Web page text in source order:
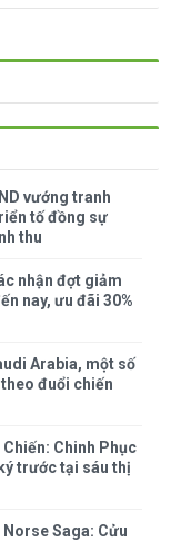
vướng tranh
tố đồng sự
thu
nhận đợt giảm
nay, ưu đãi 30%
Arabia, một số
đuổi chiến
Chinh Phục
trước tại sáu thị
Saga: Cửu